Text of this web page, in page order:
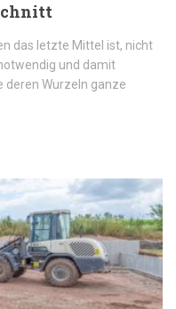
das letzte Mittel ist, nicht
und damit
deren Wurzeln ganze